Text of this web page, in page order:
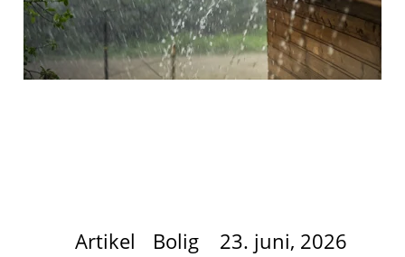
Artikel Bolig 23. juni, 2026